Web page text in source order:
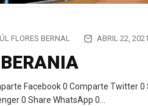
FLORES BERNAL ABRIL 22, 2021
Facebook 0 Comparte Twitter
0 Share WhatsApp 0…